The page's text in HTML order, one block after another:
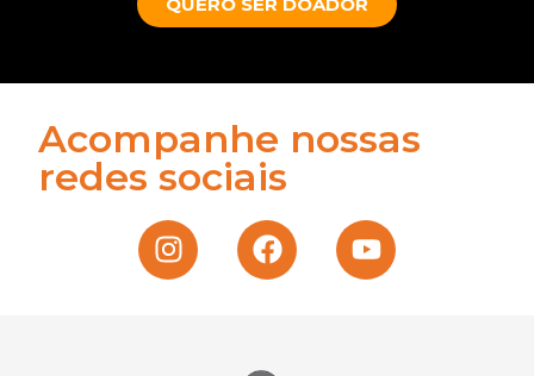
QUERO SER DOADOR
Acompanhe nossas
redes sociais